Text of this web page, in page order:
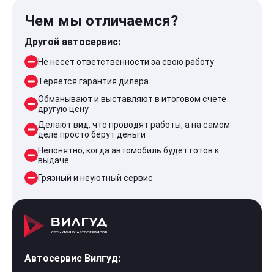
Чем мы отличаемся?
Другой автосервис:
Не несет ответственности за свою работу
Теряется гарантия дилера
Обманывают и выставляют в итоговом счете
другую цену
Делают вид, что проводят работы, а на самом
деле просто берут деньги
Непонятно, когда автомобиль будет готов к
выдаче
Грязный и неуютный сервис
Автосервис Вилгуд: